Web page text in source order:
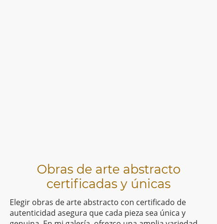
Obras de arte abstracto
certificadas y únicas
Elegir obras de arte abstracto con certificado de
autenticidad asegura que cada pieza sea única y